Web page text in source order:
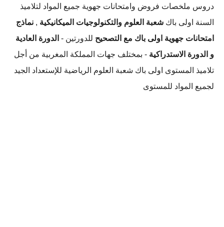
دروس ملخصات فروض وامتحانات جهوية جميع المواد لتلاميذ
السنة اولى باك شعبة العلوم والتكنولوجيات الميكانيكية , نماذج
امتحانات جهوية اولى باك مع التصحيح للدورتين - الدورة العادية
و الدورة الاستدراكية - بمختلف جهات المملكة المغربية من أجل
تلاميذ المستوى اولى باك شعبة العلوم الرياضية للإستعداد الجيد
لجميع المواد للمستوى